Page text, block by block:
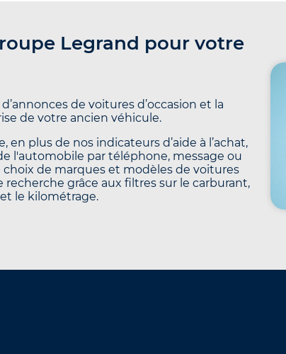
Legrand pour votre
de voitures d’occasion et la
de votre ancien véhicule.
en plus de nos indicateurs d’aide à l’achat,
l'automobile par téléphone, message ou
de marques et modèles de voitures
recherche grâce aux filtres sur le carburant,
le kilométrage.